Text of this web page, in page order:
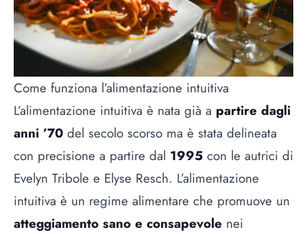
Come funziona l’alimentazione intuitiva
L’alimentazione intuitiva è nata già a partire dagli
anni ’70 del secolo scorso ma è stata delineata
con precisione a partire dal 1995 con le autrici di
Evelyn Tribole e Elyse Resch. L’alimentazione
intuitiva è un regime alimentare che promuove un
atteggiamento sano e consapevole nei